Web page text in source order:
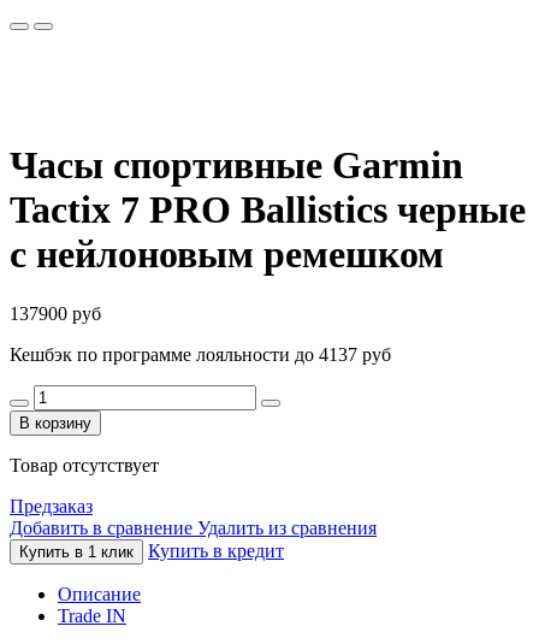
Часы спортивные Garmin
Tactix 7 PRO Ballistics черные
c нейлоновым ремешком
137900 руб
Кешбэк по программе лояльности до 4137 руб
В корзину
Товар отсутствует
Предзаказ
Добавить в сравнение Удалить из сравнения
Купить в 1 клик Купить в кредит
Описание
Trade IN